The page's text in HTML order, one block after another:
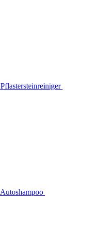
Pflastersteinreiniger
Autoshampoo